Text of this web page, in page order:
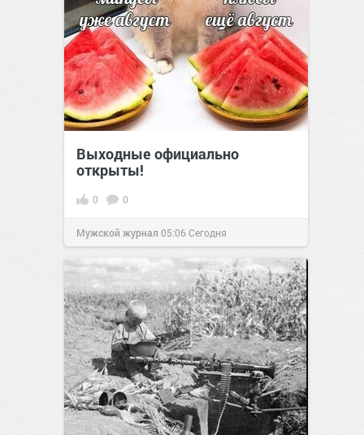
Выходные официально
открыты!
0 0
Мужской журнал 05:06Сегодня